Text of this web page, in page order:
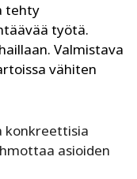
tehty
työtä.
Valmistava
vähiten
konkreettisia
asioiden